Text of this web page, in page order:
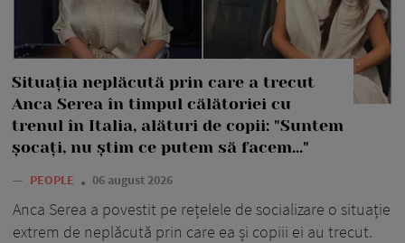
Situația neplăcută prin care a trecut
Anca Serea în timpul călătoriei cu
trenul în Italia, alături de copii: "Suntem
șocați, nu știm ce putem să facem..."
— PEOPLE 06 august 2026
Anca Serea a povestit pe rețelele de socializare o situație
extrem de neplăcută prin care ea și copiii ei au trecut.